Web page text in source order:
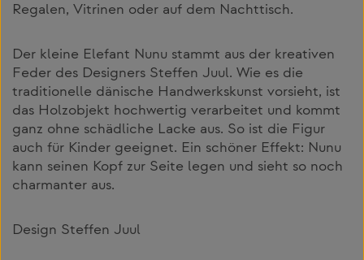
Regalen, Vitrinen oder auf dem Nachttisch.
Der kleine Elefant Nunu stammt aus der kreativen
Feder des Designers Steffen Juul. Wie es die
traditionelle dänische Handwerkskunst vorsieht, ist
das Holzobjekt hochwertig verarbeitet und kommt
ganz ohne schädliche Lacke aus. So ist die Figur
auch für Kinder geeignet. Ein schöner Effekt: Nunu
kann seinen Kopf zur Seite legen und sieht so noch
charmanter aus.
Design Steffen Juul